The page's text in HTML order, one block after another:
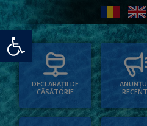
Deschide bara de unelte
DECLARAȚII DE
CĂSĂTORIE